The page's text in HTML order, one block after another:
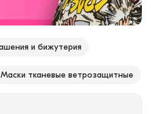
и бижутерия
Маски тканевые ветрозащитные